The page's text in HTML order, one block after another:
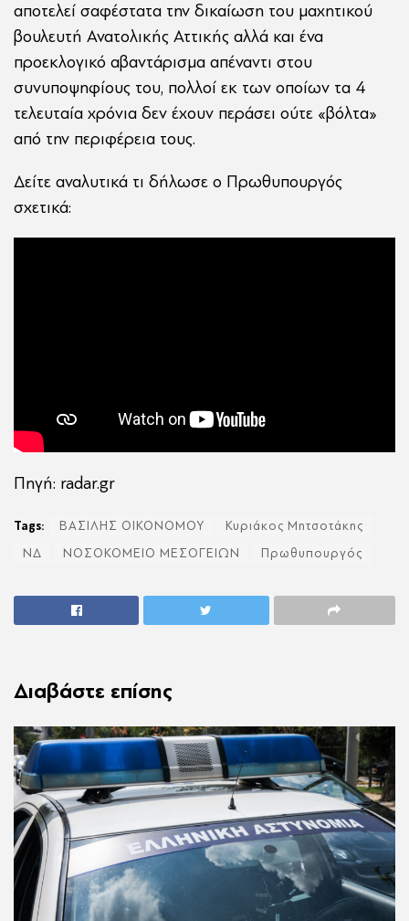
αποτελεί σαφέστατα την δικαίωση του μαχητικού
βουλευτή Ανατολικής Αττικής αλλά και ένα
προεκλογικό αβαντάρισμα απέναντι στου
συνυποψηφίους του, πολλοί εκ των οποίων τα 4
τελευταία χρόνια δεν έχουν περάσει ούτε «βόλτα»
από την περιφέρεια τους.
Δείτε αναλυτικά τι δήλωσε ο Πρωθυπουργός
σχετικά:
Πηγή: radar.gr
Tags: ΒΑΣΙΛΗΣ ΟΙΚΟΝΟΜΟΥ
Κυριάκος Μητσοτάκης
ΝΔ
ΝΟΣΟΚΟΜΕΙΟ ΜΕΣΟΓΕΙΩΝ Πρωθυπουργός
Διαβάστε επίσης